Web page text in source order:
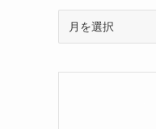
イ